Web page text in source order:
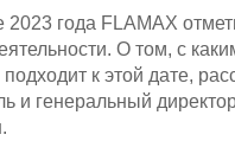
2023 года FLAMAX
О том, с
к этой дате,
и генеральный